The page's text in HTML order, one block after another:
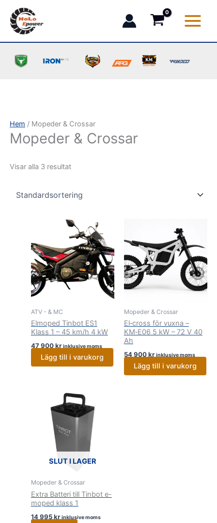
innehåll
Hem / Mopeder & Crossar
Mopeder & Crossar
Visar alla 3 resultat
ATV - & MC
Elmoped Tinbot ES1
Klass 1 – 45 km/h 4 kW
47 900kr inklusive moms
Lägg till i varukorg
Mopeder & Crossar
El‑cross för vuxna –
KM‑E06 5 kW – 72 V 40
Ah
54 900kr inklusive moms
Lägg till i varukorg
SLUT I LAGER
Mopeder & Crossar
Extra Batteri till Tinbot e-
moped klass 1
14 995kr inklusive moms